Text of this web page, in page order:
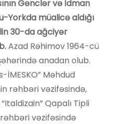
Gənclər və İdman
Yorkda müalicə aldığı
30-da ağciyər
Azad Rəhimov 1964-cü
anadan olub.
İMESKO” Məhdud
rəhbəri vəzifəsində,
Qapalı Tipli
vəzifəsində